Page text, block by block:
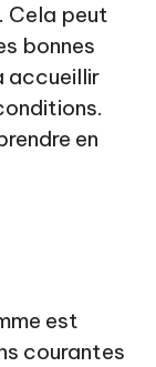
Cela peut
bonnes
accueillir
en
est
courantes